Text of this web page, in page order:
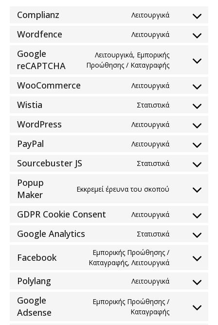
Complianz Λειτουργικά
Consent
service
Wordfence Λειτουργικά
Consent
service
Google
reCAPTCHA
Λειτουργικά, Εμπορικής
Προώθησης / Καταγραφής
Consent
service
recaptcha
WooCommerce Λειτουργικά
Consent
service
Wistia Στατιστικά
Consent
service
wistia
WordPress Λειτουργικά
Consent
service
wordpress
PayPal Λειτουργικά
Consent
service
Sourcebuster JS Στατιστικά
Consent
service
Popup
Maker
Εκκρεμεί έρευνα του σκοπού
Consent
service
maker
GDPR Cookie Consent Λειτουργικά
Consent
service
cookie-
Google Analytics Στατιστικά
Consent
service
analytics
Facebook
Εμπορικής Προώθησης /
Καταγραφής, Λειτουργικά
Consent
service
Polylang Λειτουργικά
Consent
service
Google
Adsense
Εμπορικής Προώθησης /
Καταγραφής
Consent